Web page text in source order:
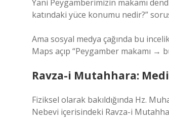
Yani Peygamberimizin makamı
katındaki yüce konumu nedir?”
Ama sosyal medya çağında bu
Maps açıp “Peygamber makamı →
Ravza-i Mutahhara:
Fiziksel olarak bakıldığında Hz.
Nebevi içerisindeki Ravza-i